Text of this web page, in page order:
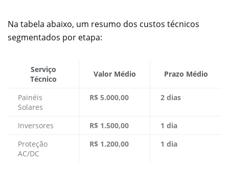
Na tabela abaixo, um resumo dos custos técnicos
segmentados por etapa:
Serviço
Técnico
Valor Médio Prazo Médio
Painéis
Solares
R$ 5.000,00 2 dias
Inversores R$ 1.500,00
1 dia
Proteção
AC/DC
R$ 1.200,00 1 dia